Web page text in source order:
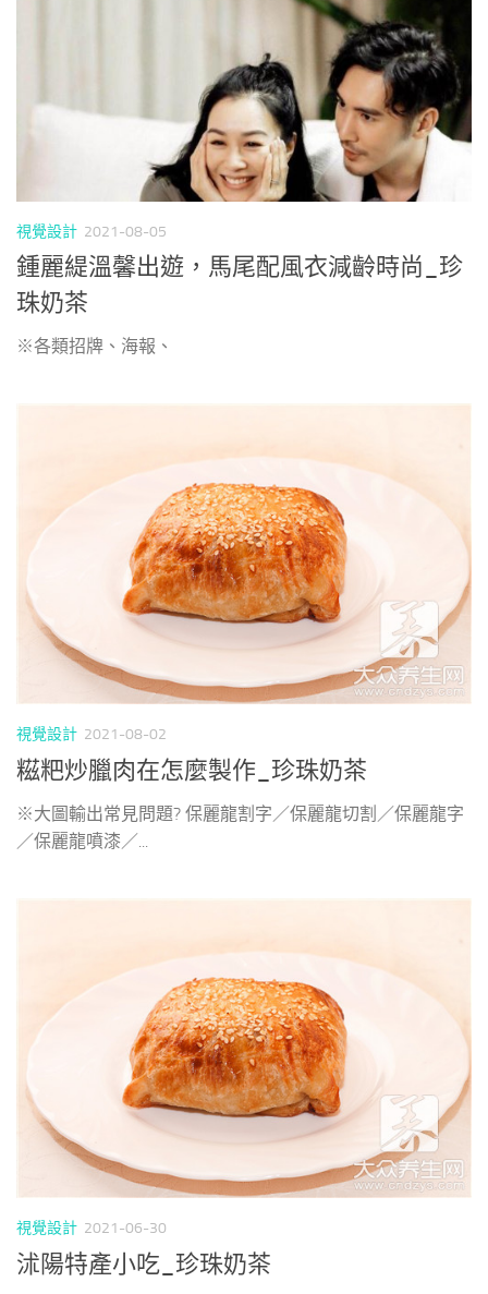
視覺設計 2021-08-05
鍾麗緹溫馨出遊，馬尾配風衣減齡時尚_珍
珠奶茶
※各類招牌、海報、
視覺設計 2021-08-02
糍粑炒臘肉在怎麼製作_珍珠奶茶
※大圖輸出常見問題? 保麗龍割字／保麗龍切割／保麗龍字
／保麗龍噴漆／...
視覺設計 2021-06-30
沭陽特產小吃_珍珠奶茶